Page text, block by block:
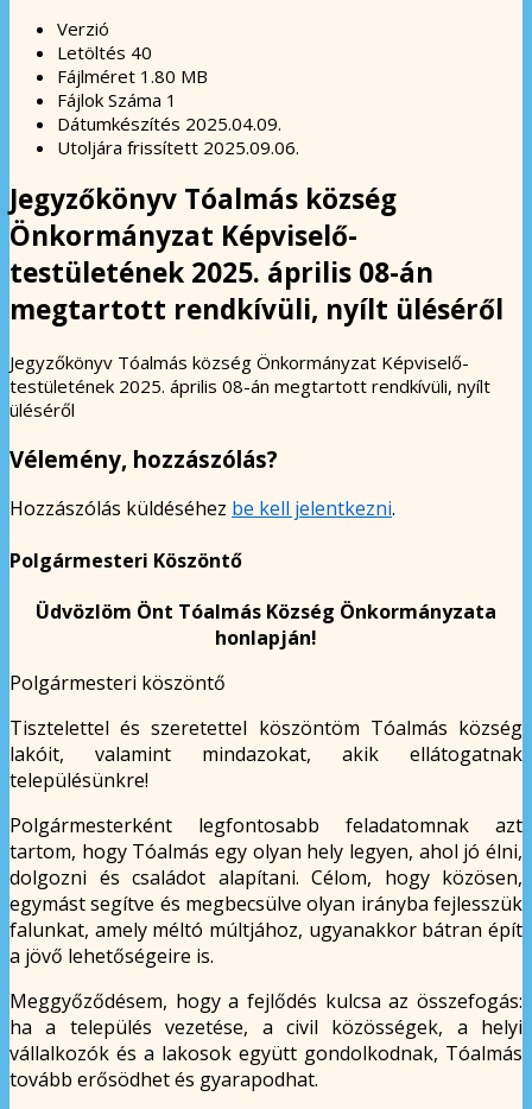
Verzió
Letöltés 40
Fájlméret 1.80 MB
Fájlok Száma 1
Dátumkészítés 2025.04.09.
Utoljára frissített 2025.09.06.
Jegyzőkönyv Tóalmás község
Önkormányzat Képviselő-
testületének 2025. április 08-án
megtartott rendkívüli, nyílt üléséről
Jegyzőkönyv Tóalmás község Önkormányzat Képviselő-
testületének 2025. április 08-án megtartott rendkívüli, nyílt
üléséről
Vélemény, hozzászólás?
Hozzászólás küldéséhez be kell jelentkezni.
Polgármesteri Köszöntő
Üdvözlöm Önt Tóalmás Község Önkormányzata
honlapján!
Polgármesteri köszöntő
Tisztelettel és szeretettel köszöntöm Tóalmás község
lakóit, valamint mindazokat, akik ellátogatnak
településünkre!
Polgármesterként legfontosabb feladatomnak azt
tartom, hogy Tóalmás egy olyan hely legyen, ahol jó élni,
dolgozni és családot alapítani. Célom, hogy közösen,
egymást segítve és megbecsülve olyan irányba fejlesszük
falunkat, amely méltó múltjához, ugyanakkor bátran épít
a jövő lehetőségeire is.
Meggyőződésem, hogy a fejlődés kulcsa az összefogás:
ha a település vezetése, a civil közösségek, a helyi
vállalkozók és a lakosok együtt gondolkodnak, Tóalmás
tovább erősödhet és gyarapodhat.